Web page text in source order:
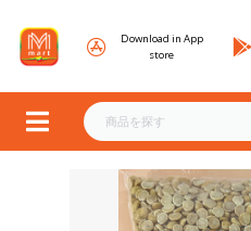
Download in App
store